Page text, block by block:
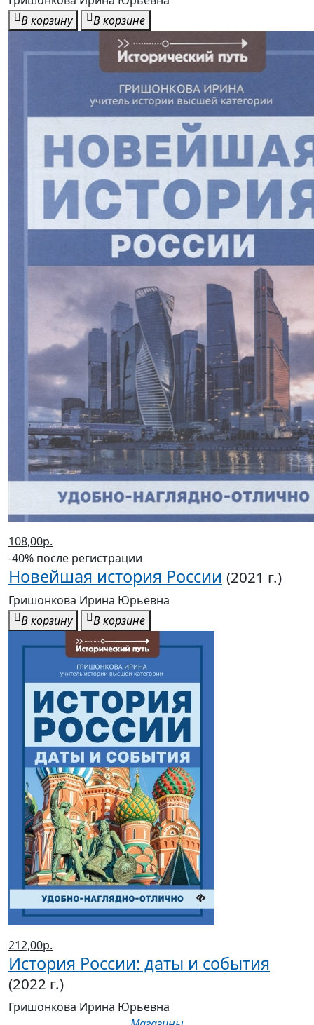
В корзину
В корзине
108,00р.
-40% после регистрации
Новейшая история России (2021 г.)
Гришонкова Ирина Юрьевна
В корзину
В корзине
212,00р.
История России: даты и события
(2022 г.)
Гришонкова Ирина Юрьевна